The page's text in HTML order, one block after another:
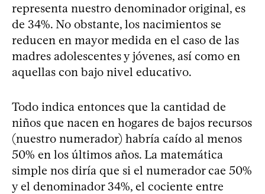
representa nuestro denominador original, es
de 34%. No obstante, los nacimientos se
reducen en mayor medida en el caso de las
madres adolescentes y jóvenes, así como en
aquellas con bajo nivel educativo.
Todo indica entonces que la cantidad de
niños que nacen en hogares de bajos recursos
(nuestro numerador) habría caído al menos
50% en los últimos años. La matemática
simple nos diría que si el numerador cae 50%
y el denominador 34%, el cociente entre